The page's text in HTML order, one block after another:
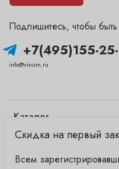
Каталог
+7(495)155-
info@vinum.ru
Подпишитесь, чтобы
Скидка на первый
Всем